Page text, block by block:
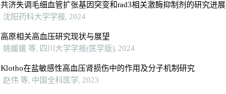
共济失调毛细血管扩张基因突变和rad3相关激酶抑制剂的研究进展
沈阳药科大学学报, 2024
高原相关高血压研究现状与展望
姚媛媛 等, 四川大学学报(医学版), 2024
Klotho在盐敏感性高血压肾损伤中的作用及分子机制研究
赵伟 等, 中国全科医学, 2023